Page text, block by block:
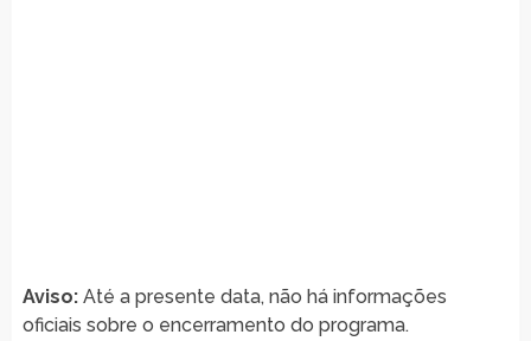
Aviso:Até a presente data, não há informações
oficiais sobre o encerramento do programa.